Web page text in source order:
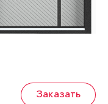
Заказать